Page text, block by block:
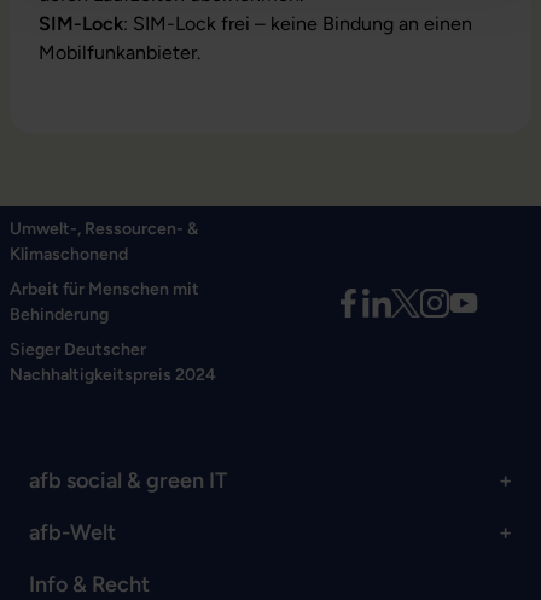
SIM-Lock: SIM-Lock frei – keine Bindung an einen
Mobilfunkanbieter.
Umwelt-, Ressourcen- &
Klimaschonend
Arbeit für Menschen mit
Behinderung
Sieger Deutscher
Nachhaltigkeitspreis 2024
afb social & green IT
afb-Welt
Info & Recht